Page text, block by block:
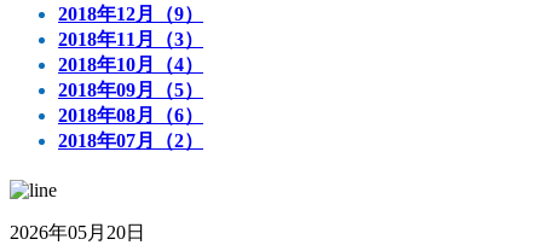
2018年12月（9）
2018年11月（3）
2018年10月（4）
2018年09月（5）
2018年08月（6）
2018年07月（2）
2026年05月20日